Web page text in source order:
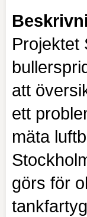
Projektet
att
ett
mäta
görs för